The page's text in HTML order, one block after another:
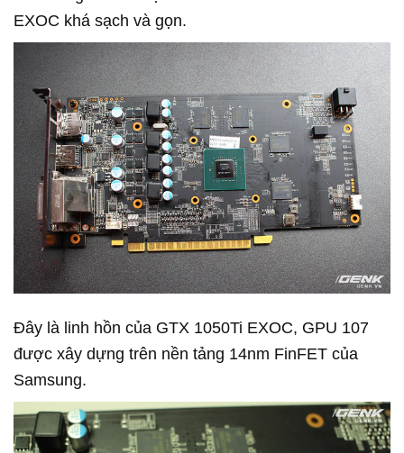
EXOC khá sạch và gọn.
Đây là linh hồn của GTX 1050Ti EXOC, GPU 107
được xây dựng trên nền tảng 14nm FinFET của
Samsung.